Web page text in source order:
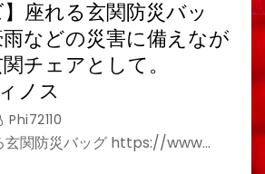
】座れる玄関防災バッ
などの災害に備えなが
チェアとして。
ノス
Phi72110
玄関防災バッグ https://www…